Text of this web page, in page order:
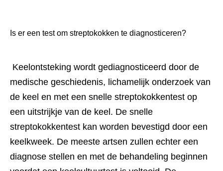
Is er een test om streptokokken te diagnosticeren?
medische geschiedenis, lichamelijk onderzoek van
de keel en met een snelle streptokokkentest op
een uitstrijkje van de keel. De snelle
streptokokkentest kan worden bevestigd door een
keelkweek. De meeste artsen zullen echter een
diagnose stellen en met de behandeling beginnen